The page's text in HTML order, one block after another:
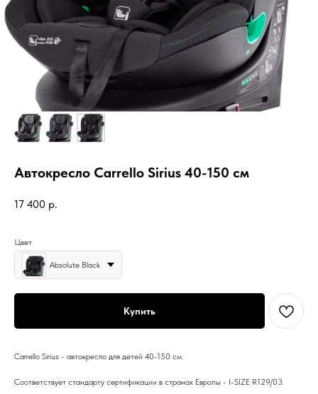
Автокресло Сarrello Sirius 40-150 см
17 400 р.
Цвет
Absolute Black
Купить
Carrello Sirius - автокресло для детей 40-150 см.
Соответствует стандарту сертификации в странах Европы - I-SIZE R129/03.